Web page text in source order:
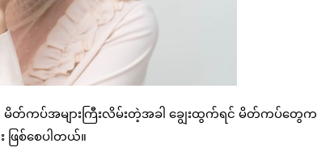
မိတ်ကပ်အများကြီးလိမ်းတဲ့အခါ ချွေးထွက်ရင် မိတ်ကပ်တွေက
ဖြစ်စေပါတယ်။